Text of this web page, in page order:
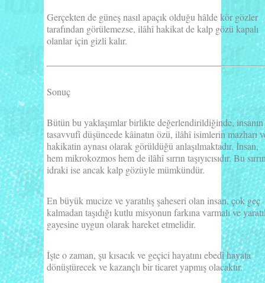
Gerçekten de güneş nasıl apaçık olduğu hâlde kör gözler
tarafından görülemezse, ilâhî hakikat de kalp gözü kapalı
olanlar için gizli kalır.
Sonuç
Bütün bu yaklaşımlar birlikte değerlendirildiğinde, insanın
tasavvufî düşüncede kâinatın özü, ilâhî isimlerin mazharı
hakikatin aynası olarak görüldüğü anlaşılmaktadır. İnsan,
hem mikrokozmos hem de ilâhî sırrın taşıyıcısıdır. Bu
idraki ise ancak kalp gözüyle mümkündür.
En büyük mucize ve yaratılış şaheseri olan insan, çok geç
kalmadan taşıdığı kutlu misyonun farkına varmalı ve
gayesine uygun olarak hareket etmelidir.
İşte o zaman, şu kısacık ve geçici hayatını ebedî hayata
dönüştürecek ve kazançlı bir ticaret yapmış olacaktır.